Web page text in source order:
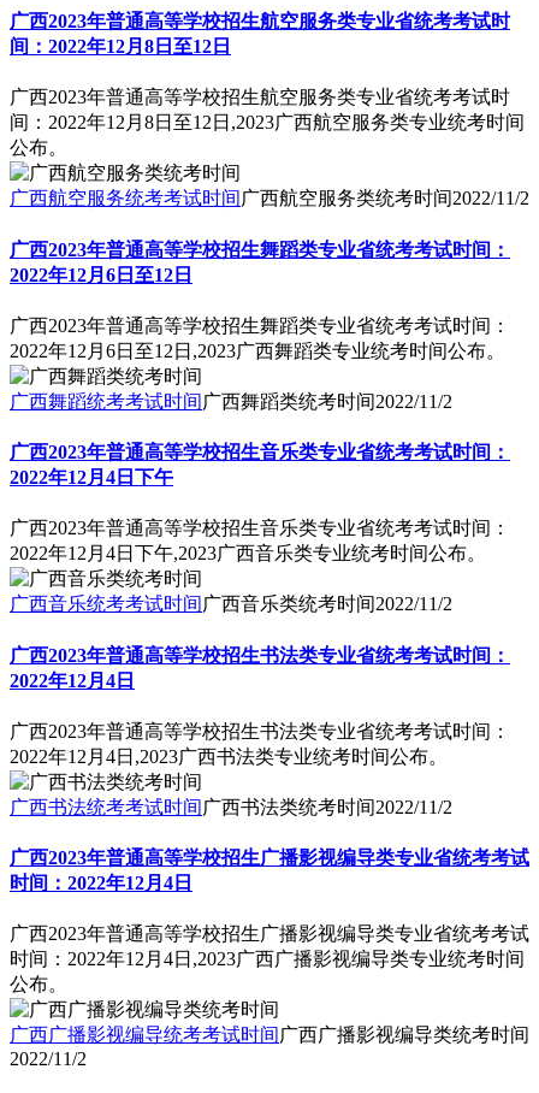
广西2023年普通高等学校招生航空服务类专业省统考考试时
间：2022年12月8日至12日
广西2023年普通高等学校招生航空服务类专业省统考考试时
间：2022年12月8日至12日,2023广西航空服务类专业统考时间
公布。
广西航空服务统考考试时间广西航空服务类统考时间2022/11/2
广西2023年普通高等学校招生舞蹈类专业省统考考试时间：
2022年12月6日至12日
广西2023年普通高等学校招生舞蹈类专业省统考考试时间：
2022年12月6日至12日,2023广西舞蹈类专业统考时间公布。
广西舞蹈统考考试时间广西舞蹈类统考时间2022/11/2
广西2023年普通高等学校招生音乐类专业省统考考试时间：
2022年12月4日下午
广西2023年普通高等学校招生音乐类专业省统考考试时间：
2022年12月4日下午,2023广西音乐类专业统考时间公布。
广西音乐统考考试时间广西音乐类统考时间2022/11/2
广西2023年普通高等学校招生书法类专业省统考考试时间：
2022年12月4日
广西2023年普通高等学校招生书法类专业省统考考试时间：
2022年12月4日,2023广西书法类专业统考时间公布。
广西书法统考考试时间广西书法类统考时间2022/11/2
广西2023年普通高等学校招生广播影视编导类专业省统考考试
时间：2022年12月4日
广西2023年普通高等学校招生广播影视编导类专业省统考考试
时间：2022年12月4日,2023广西广播影视编导类专业统考时间
公布。
广西广播影视编导统考考试时间广西广播影视编导类统考时间
2022/11/2